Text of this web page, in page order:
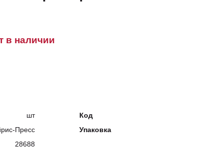
в наличии
шт Код
Пресс Упаковка
28688